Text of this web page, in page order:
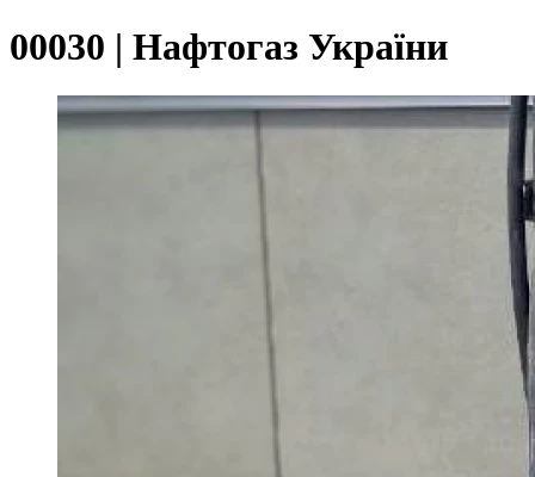
00030 | Нафтогаз України